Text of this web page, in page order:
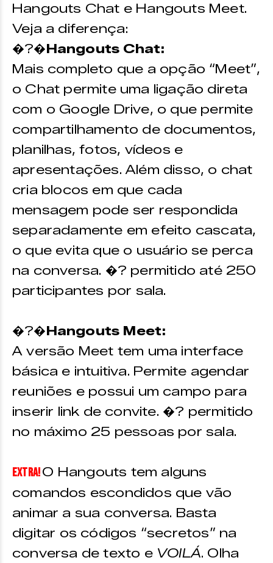
Hangouts Chat e Hangouts Meet.
Veja a diferença:
�?�Hangouts Chat:
Mais completo que a opção “Meet”,
o Chat permite uma ligação direta
com o Google Drive, o que permite
compartilhamento de documentos,
planilhas, fotos, vídeos e
apresentações. Além disso, o chat
cria blocos em que cada
mensagem pode ser respondida
separadamente em efeito cascata,
o que evita que o usuário se perca
na conversa. �? permitido até 250
participantes por sala.
�?�Hangouts Meet:
A versão Meet tem uma interface
básica e intuitiva. Permite agendar
reuniões e possui um campo para
inserir link de convite. �? permitido
no máximo 25 pessoas por sala.
EXTRA!O Hangouts tem alguns
comandos escondidos que vão
animar a sua conversa. Basta
digitar os códigos “secretos” na
conversa de texto e VOILÁ. Olha